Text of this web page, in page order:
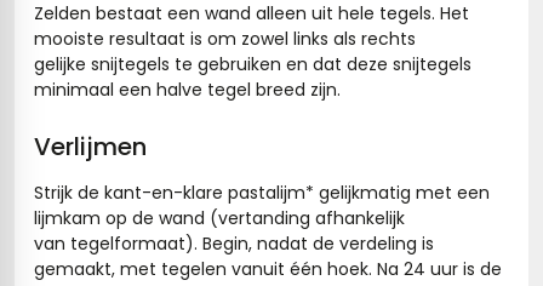
Zelden bestaat een wand alleen uit hele tegels. Het
mooiste resultaat is om zowel links als rechts
gelijke snijtegels te gebruiken en dat deze snijtegels
minimaal een halve tegel breed zijn.
Verlijmen
Strijk de kant-en-klare pastalijm* gelijkmatig met een
lijmkam op de wand (vertanding afhankelijk
van tegelformaat). Begin, nadat de verdeling is
gemaakt, met tegelen vanuit één hoek. Na 24 uur is de
marmerlook
tegels
wandtegels